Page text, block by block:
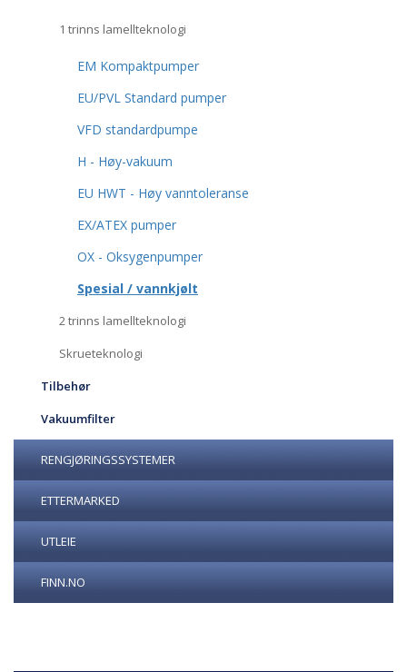
1 trinns lamellteknologi
EM Kompaktpumper
EU/PVL Standard pumper
VFD standardpumpe
H - Høy-vakuum
EU HWT - Høy vanntoleranse
EX/ATEX pumper
OX - Oksygenpumper
Spesial / vannkjølt
2 trinns lamellteknologi
Skrueteknologi
Tilbehør
Vakuumfilter
RENGJØRINGSSYSTEMER
ETTERMARKED
UTLEIE
FINN.NO